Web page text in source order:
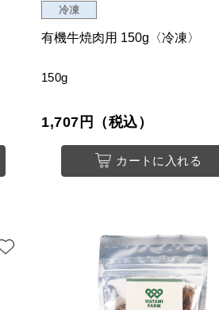
冷凍
有機牛焼肉用 150g〈冷凍〉
150g
1,707円（税込）
カートに入れる